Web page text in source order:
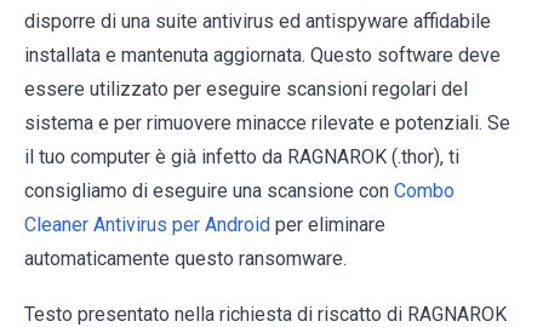
disporre di una suite antivirus ed antispyware affidabile
installata e mantenuta aggiornata. Questo software deve
essere utilizzato per eseguire scansioni regolari del
sistema e per rimuovere minacce rilevate e potenziali. Se
il tuo computer è già infetto da RAGNAROK (.thor), ti
consigliamo di eseguire una scansione con Combo
Cleaner Antivirus per Android per eliminare
automaticamente questo ransomware.
Testo presentato nella richiesta di riscatto di RAGNAROK